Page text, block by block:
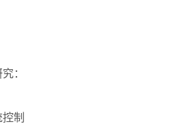
：
制